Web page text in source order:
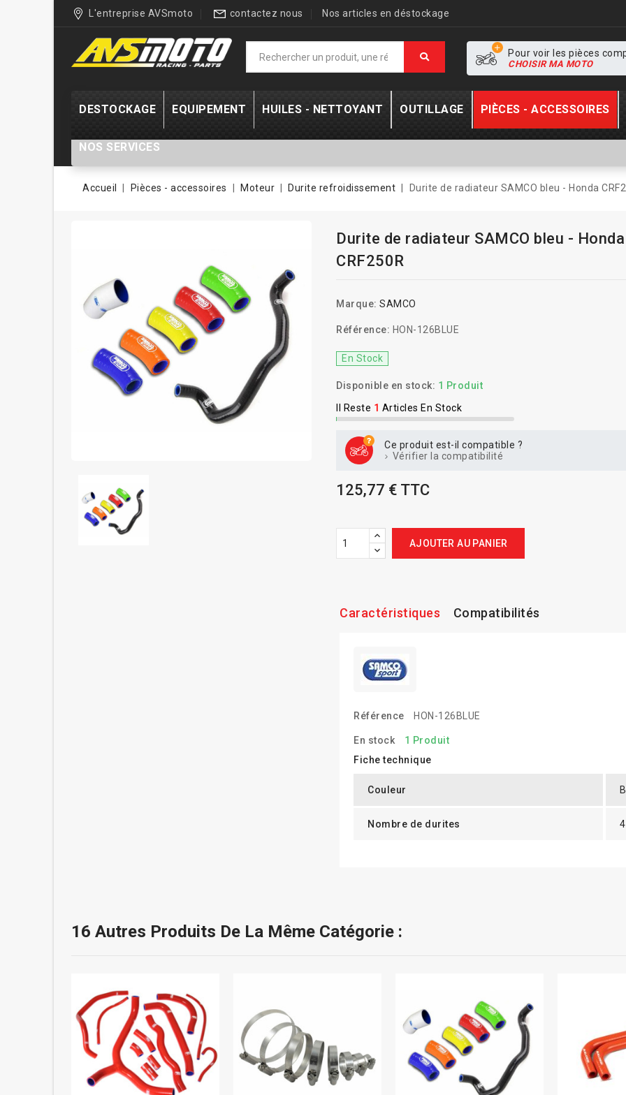
L'entreprise AVSmoto contactez nous Nos articles en déstockage
Pour voir les pièces
CHOISIR MA MOTO
DESTOCKAGE EQUIPEMENT HUILES - NETTOYANT OUTILLAGE PIÈCES - ACCESSOIRES
NOS SERVICES
Accueil Pièces - accessoires Moteur Durite refroidissement Durite de radiateur SAMCO bleu - Honda
Durite de radiateur SAMCO bleu - Honda
CRF250R
Marque: SAMCO
Référence: HON-126BLUE
En Stock
Disponible en stock: 1 Produit
Il Reste 1 Articles En Stock
Ce produit est-il compatible ?
Vérifier la compatibilité
125,77 € TTC
AJOUTER AU PANIER
Caractéristiques Compatibilités
Référence HON-126BLUE
En stock
1 Produit
Fiche technique
Couleur
Nombre de durites 4
16 Autres Produits De La Même Catégorie :